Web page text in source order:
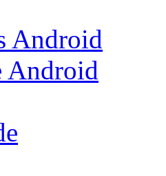
Android
Android